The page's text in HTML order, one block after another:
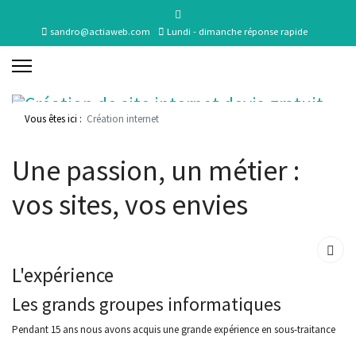
sandro@actiaweb.com Lundi - dimanche réponse rapide
Vous êtes ici : Création internet
Une passion, un métier :
vos sites, vos envies
L'expérience
Les grands groupes informatiques
Pendant 15 ans nous avons acquis une grande expérience en sous-traitance